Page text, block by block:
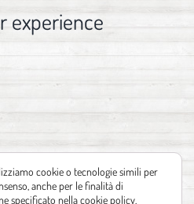
experience
cookie o tecnologie simili per
anche per le finalità di
specificato nellacookie policy